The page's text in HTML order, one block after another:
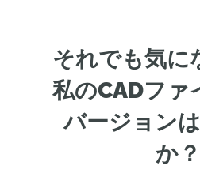
それでも気に
私のCADファ
バージョン
か？